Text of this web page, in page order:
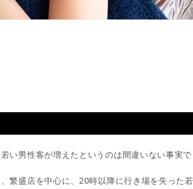
い男性客が増えたというのは間違いない事実で
繁盛店を中心に、20時以降に行き場を失った